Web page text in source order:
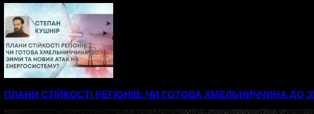
ПЛАНИ СТІЙКОСТІ РЕГІОНІВ: ЧИ ГОТОВА ХМЕЛЬНИЧЧИНА